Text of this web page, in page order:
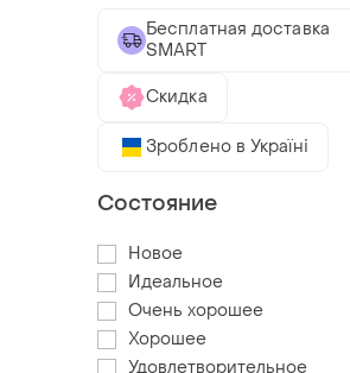
Бесплатная доставка
SMART
Скидка
Зроблено в Україні
Состояние
Новое
Идеальное
Очень хорошее
Хорошее
Удовлетворительное